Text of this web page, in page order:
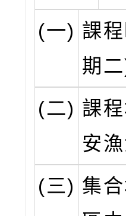
(一) 課
期
(二) 課
安
(三) 集